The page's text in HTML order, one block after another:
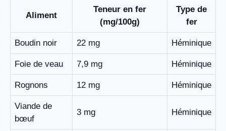
Aliment
Teneur en fer
(mg/100g)
Type de
fer
Boudin noir 22 mg Héminique
Foie de veau 7,9 mg Héminique
Rognons 12 mg Héminique
Viande de
bœuf
3 mg Héminique